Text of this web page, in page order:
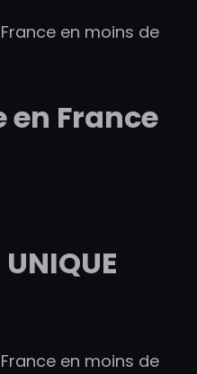
en moins de
en France
UNIQUE
en moins de